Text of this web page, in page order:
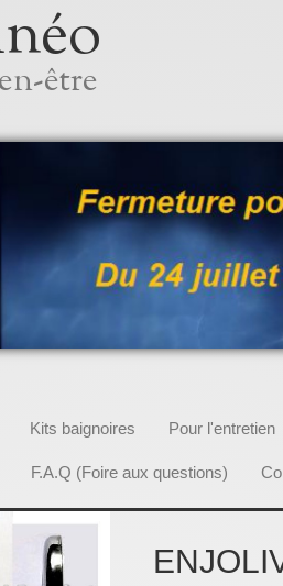
être
Kits baignoires Pour l'entretien
F.A.Q (Foire aux questions)